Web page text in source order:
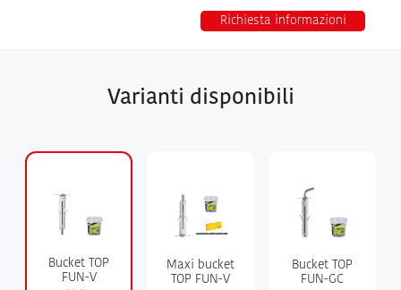
Richiesta informazioni
Varianti disponibili
Bucket TOP
FUN-V
Maxi bucket
TOP FUN-V
Bucket TOP
FUN-GC